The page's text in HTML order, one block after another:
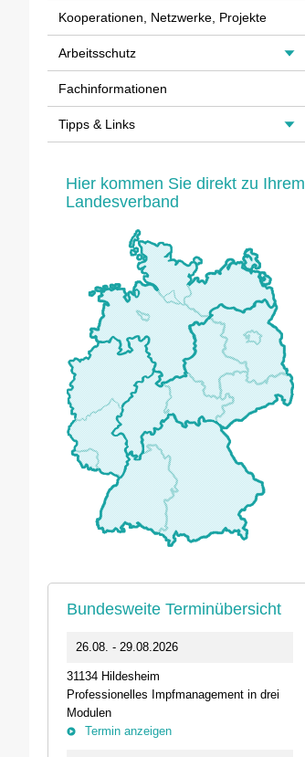
Kooperationen, Netzwerke, Projekte
Arbeitsschutz
Fachinformationen
Tipps & Links
Hier kommen Sie direkt zu Ihrem
Landesverband
Bundesweite Terminübersicht
26.08. - 29.08.2026
31134 Hildesheim
Professionelles Impfmanagement in drei
Modulen
Termin anzeigen